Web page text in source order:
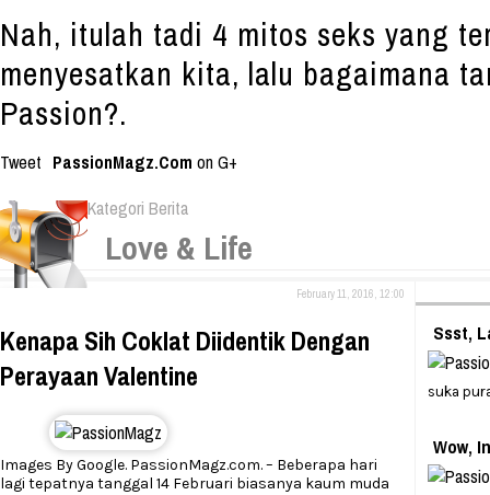
Nah, itulah tadi 4 mitos seks yang
menyesatkan kita, lalu bagaimana
Passion?.
Tweet PassionMagz.Com on G+
Kategori Berita
Love & Life
February 11, 2016, 12:00
Kenapa Sih Coklat Diidentik Dengan
Perayaan Valentine
Images By Google. PassionMagz.com. – Beberapa hari
lagi tepatnya tanggal 14 Februari biasanya kaum muda
Ssst,
suka
Wow,